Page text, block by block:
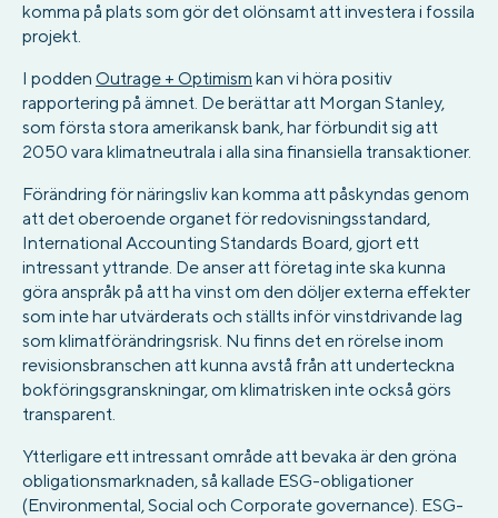
komma på plats som gör det olönsamt att investera i fossila
projekt.
I podden Outrage + Optimism kan vi höra positiv
rapportering på ämnet. De berättar att Morgan Stanley,
som första stora amerikansk bank, har förbundit sig att
2050 vara klimatneutrala i alla sina finansiella transaktioner.
Förändring för näringsliv kan komma att påskyndas genom
att det oberoende organet för redovisningsstandard,
International Accounting Standards Board, gjort ett
intressant yttrande. De anser att företag inte ska kunna
göra anspråk på att ha vinst om den döljer externa effekter
som inte har utvärderats och ställts inför vinstdrivande lag
som klimatförändringsrisk. Nu finns det en rörelse inom
revisionsbranschen att kunna avstå från att underteckna
bokföringsgranskningar, om klimatrisken inte också görs
transparent.
Ytterligare ett intressant område att bevaka är den gröna
obligationsmarknaden, så kallade ESG-obligationer
(Environmental, Social och Corporate governance). ESG-